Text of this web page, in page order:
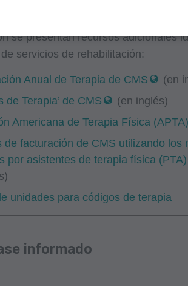
se presentan recursos adicionales
servicios de rehabilitación:
Anual de Terapia de CMS
(en
de Terapia’ de CMS
(en inglés)
Americana de Terapia Física (APTA)
de facturación de CMS utilizando
por asistentes de terapia física
unidades para códigos de terapia
informado
de Facturación,
de Medicare y Medicaid (CMS),
de Cuidado de la Salud (HCFA, Health
las medidas necesarias para asegurarse